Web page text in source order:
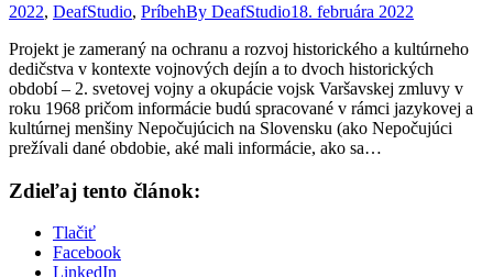
2022, DeafStudio, PríbehBy DeafStudio18. februára 2022
Projekt je zameraný na ochranu a rozvoj historického a kultúrneho
dedičstva v kontexte vojnových dejín a to dvoch historických
období – 2. svetovej vojny a okupácie vojsk Varšavskej zmluvy v
roku 1968 pričom informácie budú spracované v rámci jazykovej a
kultúrnej menšiny Nepočujúcich na Slovensku (ako Nepočujúci
prežívali dané obdobie, aké mali informácie, ako sa…
Zdieľaj tento článok:
Tlačiť
Facebook
LinkedIn